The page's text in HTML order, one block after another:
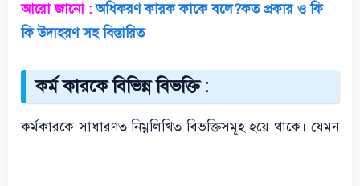
আরো জানো : অধিকরণ কারক কাকে বলে?কত প্রকার ও কি
কি উদাহরণ সহ বিস্তারিত
কর্ম কারকে বিভিন্ন বিভক্তি :
কর্মকারকে সাধারণত নিম্নলিখিত বিভক্তিসমূহ হয়ে থাকে। যেমন
—